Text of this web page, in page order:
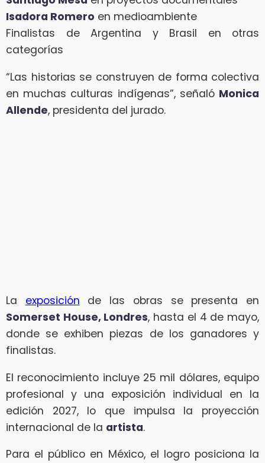
Isadora Romero en medioambiente
Finalistas de Argentina y Brasil en otras
categorías
“Las historias se construyen de forma colectiva
en muchas culturas indígenas”, señaló Monica
Allende, presidenta del jurado.
La exposición de las obras se presenta en
Somerset House, Londres, hasta el 4 de mayo,
donde se exhiben piezas de los ganadores y
finalistas.
El reconocimiento incluye 25 mil dólares, equipo
profesional y una exposición individual en la
edición 2027, lo que impulsa la proyección
internacional de la artista.
Para el público en México, el logro posiciona la